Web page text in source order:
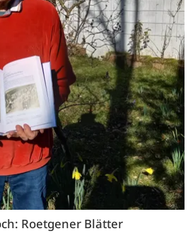
Roetgener Blätter